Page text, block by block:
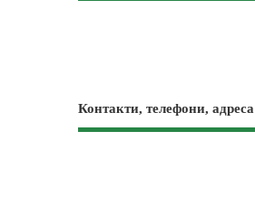
Контакти, телефони, адреса